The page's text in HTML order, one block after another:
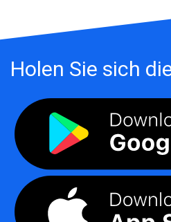
Holen Sie sich